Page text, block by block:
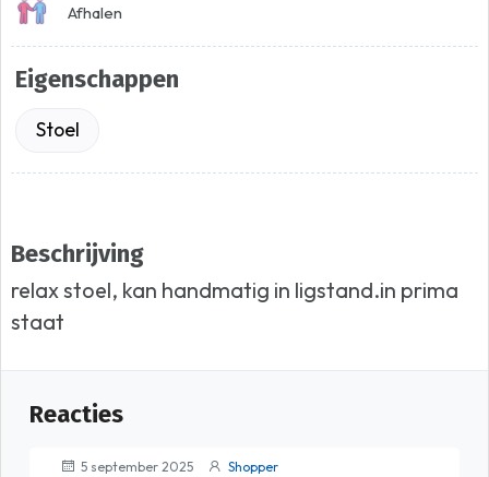
Afhalen
Eigenschappen
Stoel
Beschrijving
relax stoel, kan handmatig in ligstand.in prima
staat
Reacties
5 september 2025 Shopper